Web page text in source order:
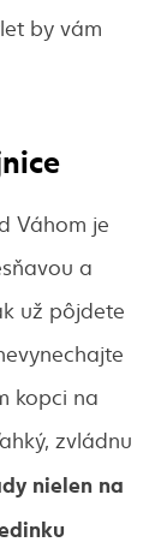
by vám
Váhom je
a
už pôjdete
kopci na
zvládnu
nielen na